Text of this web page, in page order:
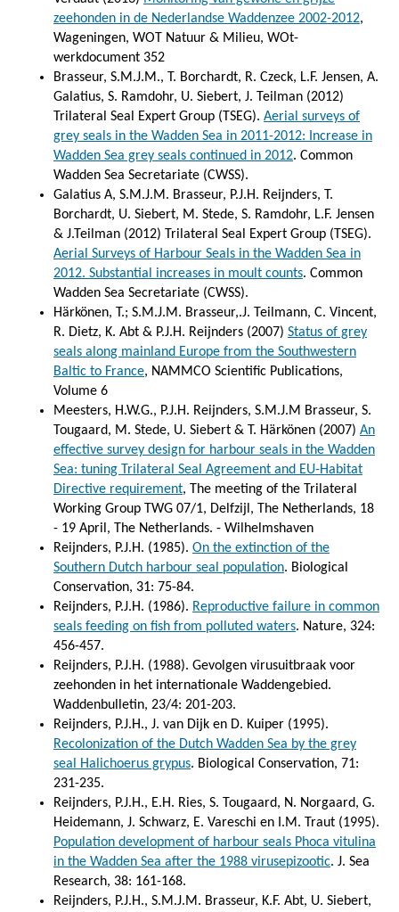
zeehonden in de Nederlandse Waddenzee 2002-2012,
Wageningen, WOT Natuur & Milieu, WOt-
werkdocument 352
Brasseur, S.M.J.M., T. Borchardt, R. Czeck, L.F. Jensen, A.
Galatius, S. Ramdohr, U. Siebert, J. Teilman (2012)
Trilateral Seal Expert Group (TSEG). Aerial surveys of
grey seals in the Wadden Sea in 2011-2012: Increase in
Wadden Sea grey seals continued in 2012. Common
Wadden Sea Secretariate (CWSS).
Galatius A, S.M.J.M. Brasseur, P.J.H. Reijnders, T.
Borchardt, U. Siebert, M. Stede, S. Ramdohr, L.F. Jensen
& J.Teilman (2012) Trilateral Seal Expert Group (TSEG).
Aerial Surveys of Harbour Seals in the Wadden Sea in
2012. Substantial increases in moult counts. Common
Wadden Sea Secretariate (CWSS).
Härkönen, T.; S.M.J.M. Brasseur,.J. Teilmann, C. Vincent,
R. Dietz, K. Abt & P.J.H. Reijnders (2007) Status of grey
seals along mainland Europe from the Southwestern
Baltic to France, NAMMCO Scientific Publications,
Volume 6
Meesters, H.W.G., P.J.H. Reijnders, S.M.J.M Brasseur, S.
Tougaard, M. Stede, U. Siebert & T. Härkönen (2007) An
effective survey design for harbour seals in the Wadden
Sea: tuning Trilateral Seal Agreement and EU-Habitat
Directive requirement, The meeting of the Trilateral
Working Group TWG 07/1, Delfzijl, The Netherlands, 18
- 19 April, The Netherlands. - Wilhelmshaven
Reijnders, P.J.H. (1985). On the extinction of the
Southern Dutch harbour seal population. Biological
Conservation, 31: 75-84.
Reijnders, P.J.H. (1986). Reproductive failure in common
seals feeding on fish from polluted waters. Nature, 324:
456-457.
Reijnders, P.J.H. (1988). Gevolgen virusuitbraak voor
zeehonden in het internationale Waddengebied.
Waddenbulletin, 23/4: 201-203.
Reijnders, P.J.H., J. van Dijk en D. Kuiper (1995).
Recolonization of the Dutch Wadden Sea by the grey
seal Halichoerus grypus. Biological Conservation, 71:
231-235.
Reijnders, P.J.H., E.H. Ries, S. Tougaard, N. Norgaard, G.
Heidemann, J. Schwarz, E. Vareschi en I.M. Traut (1995).
Population development of harbour seals Phoca vitulina
in the Wadden Sea after the 1988 virusepizootic. J. Sea
Research, 38: 161-168.
Reijnders, P.J.H., S.M.J.M. Brasseur, K.F. Abt, U. Siebert,